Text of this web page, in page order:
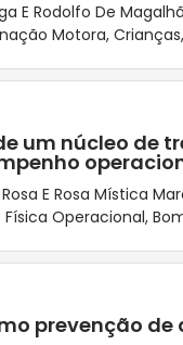
E Rodolfo De
Motora, Crianças,
um núcleo de
E Rosa Mística
Operacional,
prevenção de